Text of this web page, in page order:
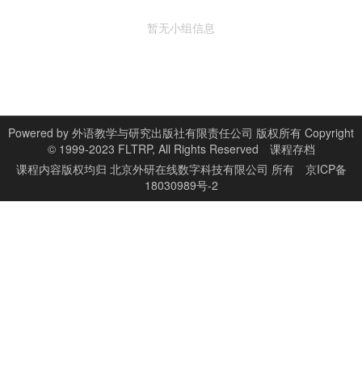
暂无小组信息
Powered by 外语教学与研究出版社有限责任公司 版权所有 Copyright
© 1999-2023 FLTRP, All Rights Reserved
课程存档
课程内容版权均归 北京外研在线数字科技有限公司 所有
京ICP备
18030989号-2